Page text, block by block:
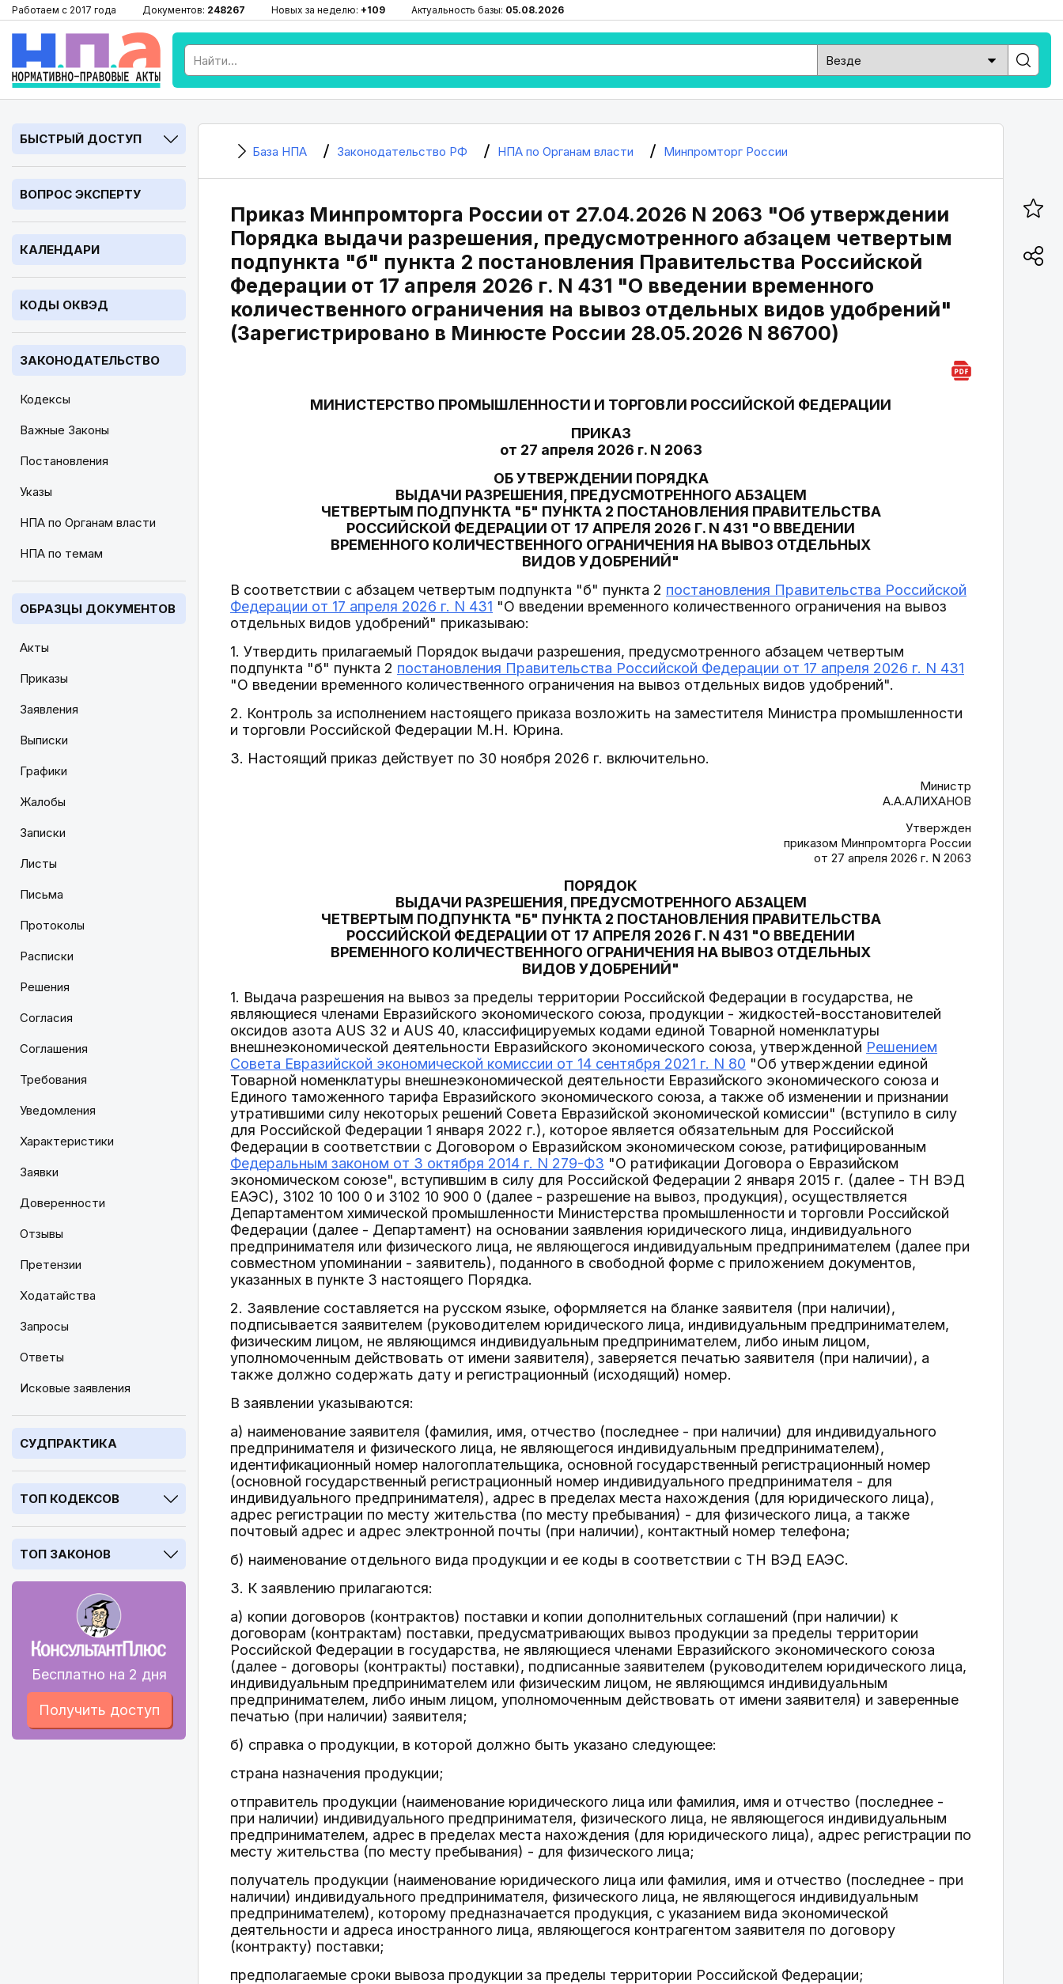
Работаем с 2017 года Документов: 248267 Новых за неделю: +109 Актуальность базы: 05.08.2026
БЫСТРЫЙ ДОСТУП
ВОПРОС ЭКСПЕРТУ
КАЛЕНДАРИ
КОДЫ ОКВЭД
ЗАКОНОДАТЕЛЬСТВО
Кодексы
Важные Законы
Постановления
Указы
НПА по Органам власти
НПА по темам
ОБРАЗЦЫ ДОКУМЕНТОВ
Акты
Приказы
Заявления
Выписки
Графики
Жалобы
Записки
Листы
Письма
Протоколы
Расписки
Решения
Согласия
Соглашения
Требования
Уведомления
Характеристики
Заявки
Доверенности
Отзывы
Претензии
Ходатайства
Запросы
Ответы
Исковые заявления
СУДПРАКТИКА
ТОП КОДЕКСОВ
ТОП ЗАКОНОВ
Бесплатно на 2 дня
Получить доступ
База НПА Законодательство РФ НПА по Органам власти Минпромторг России
Приказ Минпромторга России от 27.04.2026 N 2063 "Об утверждении
Порядка выдачи разрешения, предусмотренного абзацем четвертым
подпункта "б" пункта 2 постановления Правительства Российской
Федерации от 17 апреля 2026 г. N 431 "О введении временного
количественного ограничения на вывоз отдельных видов удобрений"
(Зарегистрировано в Минюсте России 28.05.2026 N 86700)
МИНИСТЕРСТВО ПРОМЫШЛЕННОСТИ И ТОРГОВЛИ РОССИЙСКОЙ ФЕДЕРАЦИИ
ПРИКАЗ
от 27 апреля 2026 г. N 2063
ОБ УТВЕРЖДЕНИИ ПОРЯДКА
ВЫДАЧИ РАЗРЕШЕНИЯ, ПРЕДУСМОТРЕННОГО АБЗАЦЕМ
ЧЕТВЕРТЫМ ПОДПУНКТА "Б" ПУНКТА 2 ПОСТАНОВЛЕНИЯ ПРАВИТЕЛЬСТВА
РОССИЙСКОЙ ФЕДЕРАЦИИ ОТ 17 АПРЕЛЯ 2026 Г. N 431 "О ВВЕДЕНИИ
ВРЕМЕННОГО КОЛИЧЕСТВЕННОГО ОГРАНИЧЕНИЯ НА ВЫВОЗ ОТДЕЛЬНЫХ
ВИДОВ УДОБРЕНИЙ"
В соответствии с абзацем четвертым подпункта "б" пункта 2 постановления Правительства Российской
Федерации от 17 апреля 2026 г. N 431 "О введении временного количественного ограничения на вывоз
отдельных видов удобрений" приказываю:
1. Утвердить прилагаемый Порядок выдачи разрешения, предусмотренного абзацем четвертым
подпункта "б" пункта 2 постановления Правительства Российской Федерации от 17 апреля 2026 г. N 431
"О введении временного количественного ограничения на вывоз отдельных видов удобрений".
2. Контроль за исполнением настоящего приказа возложить на заместителя Министра промышленности
и торговли Российской Федерации М.Н. Юрина.
3. Настоящий приказ действует по 30 ноября 2026 г. включительно.
Министр
А.А.АЛИХАНОВ
Утвержден
приказом Минпромторга России
от 27 апреля 2026 г. N 2063
ПОРЯДОК
ВЫДАЧИ РАЗРЕШЕНИЯ, ПРЕДУСМОТРЕННОГО АБЗАЦЕМ
ЧЕТВЕРТЫМ ПОДПУНКТА "Б" ПУНКТА 2 ПОСТАНОВЛЕНИЯ ПРАВИТЕЛЬСТВА
РОССИЙСКОЙ ФЕДЕРАЦИИ ОТ 17 АПРЕЛЯ 2026 Г. N 431 "О ВВЕДЕНИИ
ВРЕМЕННОГО КОЛИЧЕСТВЕННОГО ОГРАНИЧЕНИЯ НА ВЫВОЗ ОТДЕЛЬНЫХ
ВИДОВ УДОБРЕНИЙ"
1. Выдача разрешения на вывоз за пределы территории Российской Федерации в государства, не
являющиеся членами Евразийского экономического союза, продукции - жидкостей-восстановителей
оксидов азота AUS 32 и AUS 40, классифицируемых кодами единой Товарной номенклатуры
внешнеэкономической деятельности Евразийского экономического союза, утвержденной Решением
Совета Евразийской экономической комиссии от 14 сентября 2021 г. N 80 "Об утверждении единой
Товарной номенклатуры внешнеэкономической деятельности Евразийского экономического союза и
Единого таможенного тарифа Евразийского экономического союза, а также об изменении и признании
утратившими силу некоторых решений Совета Евразийской экономической комиссии" (вступило в силу
для Российской Федерации 1 января 2022 г.), которое является обязательным для Российской
Федерации в соответствии с Договором о Евразийском экономическом союзе, ратифицированным
Федеральным законом от 3 октября 2014 г. N 279-ФЗ "О ратификации Договора о Евразийском
экономическом союзе", вступившим в силу для Российской Федерации 2 января 2015 г. (далее - ТН ВЭД
ЕАЭС), 3102 10 100 0 и 3102 10 900 0 (далее - разрешение на вывоз, продукция), осуществляется
Департаментом химической промышленности Министерства промышленности и торговли Российской
Федерации (далее - Департамент) на основании заявления юридического лица, индивидуального
предпринимателя или физического лица, не являющегося индивидуальным предпринимателем (далее при
совместном упоминании - заявитель), поданного в свободной форме с приложением документов,
указанных в пункте 3 настоящего Порядка.
2. Заявление составляется на русском языке, оформляется на бланке заявителя (при наличии),
подписывается заявителем (руководителем юридического лица, индивидуальным предпринимателем,
физическим лицом, не являющимся индивидуальным предпринимателем, либо иным лицом,
уполномоченным действовать от имени заявителя), заверяется печатью заявителя (при наличии), а
также должно содержать дату и регистрационный (исходящий) номер.
В заявлении указываются:
а) наименование заявителя (фамилия, имя, отчество (последнее - при наличии) для индивидуального
предпринимателя и физического лица, не являющегося индивидуальным предпринимателем),
идентификационный номер налогоплательщика, основной государственный регистрационный номер
(основной государственный регистрационный номер индивидуального предпринимателя - для
индивидуального предпринимателя), адрес в пределах места нахождения (для юридического лица),
адрес регистрации по месту жительства (по месту пребывания) - для физического лица, а также
почтовый адрес и адрес электронной почты (при наличии), контактный номер телефона;
б) наименование отдельного вида продукции и ее коды в соответствии с ТН ВЭД ЕАЭС.
3. К заявлению прилагаются:
а) копии договоров (контрактов) поставки и копии дополнительных соглашений (при наличии) к
договорам (контрактам) поставки, предусматривающих вывоз продукции за пределы территории
Российской Федерации в государства, не являющиеся членами Евразийского экономического союза
(далее - договоры (контракты) поставки), подписанные заявителем (руководителем юридического лица,
индивидуальным предпринимателем или физическим лицом, не являющимся индивидуальным
предпринимателем, либо иным лицом, уполномоченным действовать от имени заявителя) и заверенные
печатью (при наличии) заявителя;
б) справка о продукции, в которой должно быть указано следующее:
страна назначения продукции;
отправитель продукции (наименование юридического лица или фамилия, имя и отчество (последнее -
при наличии) индивидуального предпринимателя, физического лица, не являющегося индивидуальным
предпринимателем, адрес в пределах места нахождения (для юридического лица), адрес регистрации по
месту жительства (по месту пребывания) - для физического лица;
получатель продукции (наименование юридического лица или фамилия, имя и отчество (последнее - при
наличии) индивидуального предпринимателя, физического лица, не являющегося индивидуальным
предпринимателем), которому предназначается продукция, с указанием вида экономической
деятельности и адреса иностранного лица, являющегося контрагентом заявителя по договору
(контракту) поставки;
предполагаемые сроки вывоза продукции за пределы территории Российской Федерации;